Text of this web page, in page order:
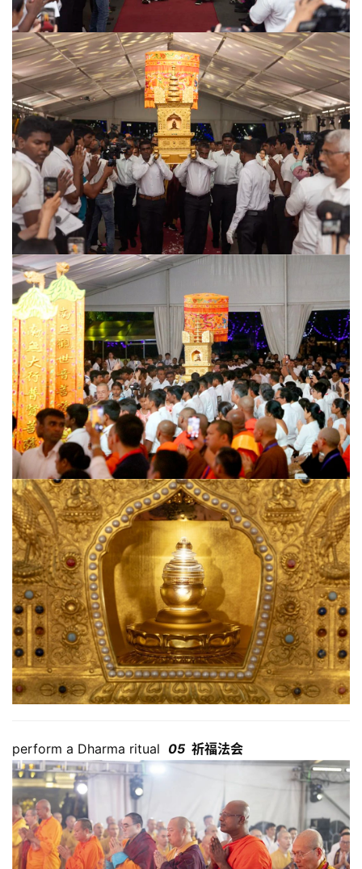
专
题
公
益
慈
善
佛
教
人
物
寺
院
巡
礼
视
频
纪
录
佛
教
艺
术
政
策
法
规
免
责
声
明
登录 注册
perform a Dharma ritual 05 祈福法会